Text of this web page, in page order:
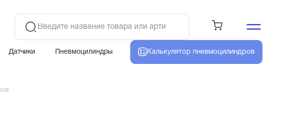
Датчики Пневмоцилиндры Калькулятор пневмоцилиндров